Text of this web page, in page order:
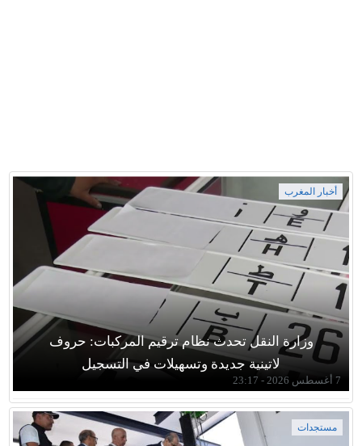
أخبار المغرب
وزارة النقل تحدث نظام ترقيم المركبات: حروف
لاتينية جديدة وتسهيلات في التسجيل
7 أغسطس 2026 - 23:17
مستجدات